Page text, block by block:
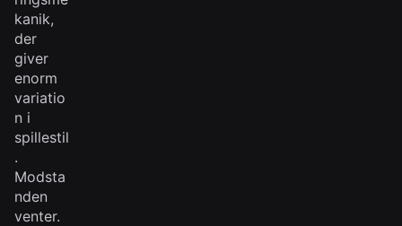
kanik,
der
giver
enorm
variatio
n i
spillestil
.
Modsta
nden
venter.